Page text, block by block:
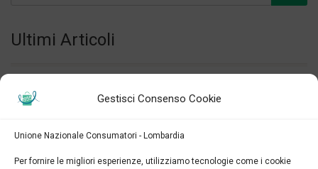
Gestisci Consenso Cookie
Unione Nazionale Consumatori - Lombardia
Per fornire le migliori esperienze, utilizziamo tecnologie come i cookie
Ultimi Articoli
GARANTE DELLE PERSONE CON
DISABILITA’: “La transizione digitale sia
una nuova barriera”
on 26 Maggio 2026